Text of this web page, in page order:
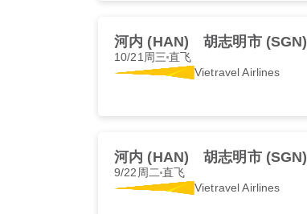
河内 (HAN) 胡志明市 (SGN)
10/21周三 直飞
Vietravel Airlines
河内 (HAN) 胡志明市 (SGN)
9/22周二 直飞
Vietravel Airlines